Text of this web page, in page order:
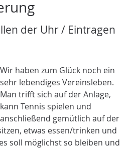
der Uhr / Eintragen
Wir haben zum Glück noch ein
sehr lebendiges Vereinsleben.
Man trifft sich auf der Anlage,
kann Tennis spielen und
anschließend gemütlich auf der
etwas essen/trinken und
soll möglichst so bleiben und